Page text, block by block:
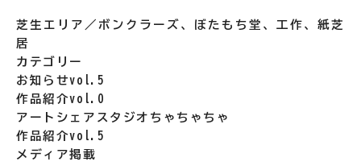
芝生エリア／ボンクラーズ、ぼたもち堂、工作、紙芝
居
カテゴリー
お知らせvol.5
作品紹介vol.0
アートシェアスタジオちゃちゃちゃ
作品紹介vol.5
メディア掲載